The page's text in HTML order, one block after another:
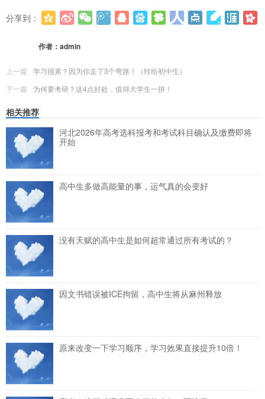
分享到：
作者： admin
上一篇
学习很累？因为你走了3个弯路！（转给初中生）
下一篇
为何要考研？这4点好处，值得大学生一拼！
相关推荐
河北2026年高考选科报考和考试科目确认及缴费即将
开始
高中生多做高能量的事，运气真的会变好
没有天赋的高中生是如何超常通过所有考试的？
因文书错误被ICE拘留，高中生将从麻州释放
原来改变一下学习顺序，学习效果直接提升10倍！